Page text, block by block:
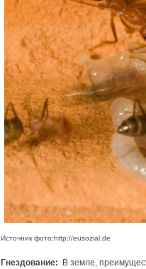
Источник фото:http://eusozial.de
Гнездование: